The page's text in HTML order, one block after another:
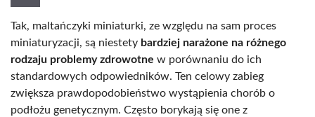
Tak, maltańczyki miniaturki, ze względu na sam proces
miniaturyzacji, są niestety bardziej narażone na różnego
rodzaju problemy zdrowotne w porównaniu do ich
standardowych odpowiedników. Ten celowy zabieg
zwiększa prawdopodobieństwo wystąpienia chorób o
podłożu genetycznym. Często borykają się one z